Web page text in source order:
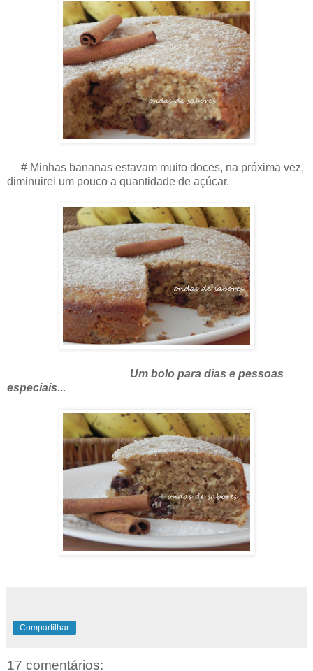
# Minhas bananas estavam muito doces, na próxima vez,
diminuirei um pouco a quantidade de açúcar.
Um bolo para dias e pessoas
especiais...
Compartilhar
17 comentários: